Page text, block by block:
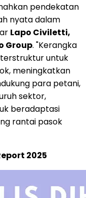
pendekatan
nyata dalam
Lapo Civiletti,
Group. "Kerangka
untuk
meningkatkan
para petani,
sektor,
beradaptasi
rantai pasok
2025